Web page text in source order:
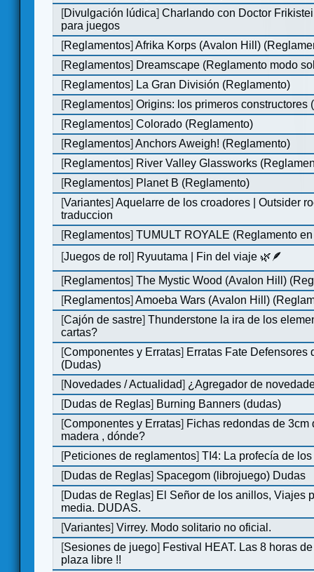
[Divulgación lúdica]Charlando con Doctor
para juegos
[Reglamentos]Afrika Korps (Avalon Hill)
[Reglamentos] Dreamscape (Reglamento modo
[Reglamentos] La Gran División (Reglamento)
[Reglamentos]Origins: los primeros constructores
[Reglamentos]Colorado (Reglamento)
[Reglamentos]Anchors Aweigh! (Reglamento)
[Reglamentos] River Valley Glassworks
[Reglamentos] Planet B (Reglamento)
[Variantes]Aquelarre de los croadores | Outsider
traduccion
[Reglamentos]TUMULT ROYALE (Reglamento
[Juegos de rol] Ryuutama | Fin del viaje 🌿🪶
[Reglamentos]The Mystic Wood (Avalon Hill)
[Reglamentos]Amoeba Wars (Avalon Hill)
[Cajón de sastre]Thunderstone la ira de los
cartas?
[Componentes y Erratas] Erratas Fate Defensores
(Dudas)
[Novedades / Actualidad] ¿Agregador de
[Dudas de Reglas] Burning Banners (dudas)
[Componentes y Erratas] Fichas redondas de 3cm
madera , dónde?
[Peticiones de reglamentos]TI4: La profecía de
[Dudas de Reglas] Spacegom (librojuego) Dudas
[Dudas de Reglas] El Señor de los anillos, Viajes
media. DUDAS.
[Variantes]Virrey. Modo solitario no oficial.
[Sesiones de juego] Festival HEAT. Las 8 horas
plaza libre !!